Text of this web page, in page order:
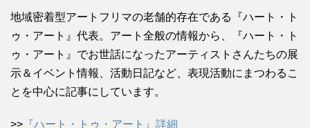
地域密着型アートフリマの老舗的存在である『ハート・ト
ゥ・アート』代表。アート全般の情報から、『ハート・ト
ゥ・アート』でお世話になったアーティストさんたちの展
示＆イベント情報、活動日記など、表現活動にまつわるこ
とを中心に記事にしています。
>> 『ハート・トゥ・アート』詳細